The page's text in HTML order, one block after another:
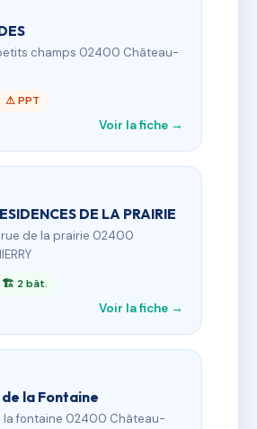
champs 02400 Château-
⚠ PPT
Voir la fiche →
DE LA PRAIRIE
rue de la prairie 02400
🏗 2 bât.
Voir la fiche →
la Fontaine
la fontaine 02400 Château-